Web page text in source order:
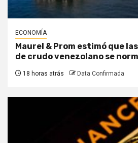
ECONOMÍA
Maurel & Prom estimó que
de crudo venezolano se
18 horas atrás Data Confirmada